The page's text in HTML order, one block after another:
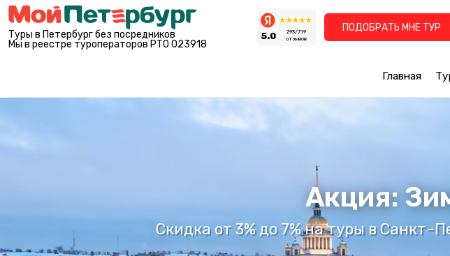
Туры в Петербург без посредников
Мы в реестре туроператоров РТО 023918
5.0
293/719
отзывов
ПОДОБРАТЬ МНЕ ТУР
Главная
Акция:
Скидка от 3% до 7% на туры в Санкт-